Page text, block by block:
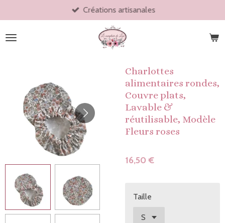
au
contenu
Créations artisanales
Charlottes
alimentaires rondes,
Couvre plats,
Lavable &
réutilisable, Modèle
Fleurs roses
16,50 €
Taille